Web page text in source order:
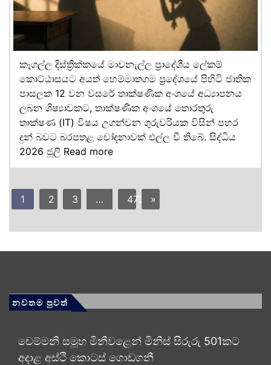
කෑගල්ල දිස්ත්‍රික්කයේ මාවනැල්ල ප්‍රාදේශීය ලේකම්
කොට්ඨාසයට අයත් හෙම්මාතගම ප්‍රදේශයේ පිහිටි ජාතික
පාසලක 12 වන වසරේ තාක්ෂණික අංශයේ අධ්‍යාපනය
ලබන ශිෂ්‍යාවකට, තාක්ෂණික අංශයේ තොරතුරු
තාක්ෂණ (IT) විෂය උගන්වන ගුරුවරියක විසින් පහර
දුන් බවට බරපතළ චෝදනාවක් එල්ල වී තිබේ. සිද්ධිය
2026 ජූලි Read more
1 2 3 … 473 »
නවතම පුවත්
චෙම්මනි සමූහ මිනීවළෙන් මිනිස් සිරුරු 501කට
අදාළ අස්ථි කොටස් ගොඩගනී